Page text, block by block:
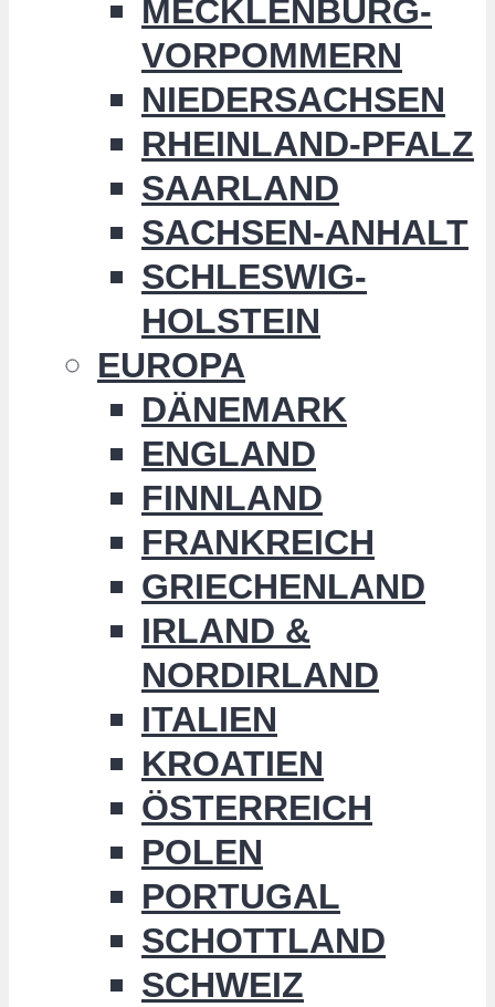
MECKLENBURG-
VORPOMMERN
NIEDERSACHSEN
RHEINLAND-PFALZ
SAARLAND
SACHSEN-ANHALT
SCHLESWIG-
HOLSTEIN
EUROPA
DÄNEMARK
ENGLAND
FINNLAND
FRANKREICH
GRIECHENLAND
IRLAND &
NORDIRLAND
ITALIEN
KROATIEN
ÖSTERREICH
POLEN
PORTUGAL
SCHOTTLAND
SCHWEIZ